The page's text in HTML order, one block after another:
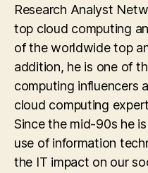
Research Analyst
top cloud computing
of the worldwide top
addition, he is one of
computing influencers
cloud computing
Since the mid-90s he
use of information
the IT impact on our